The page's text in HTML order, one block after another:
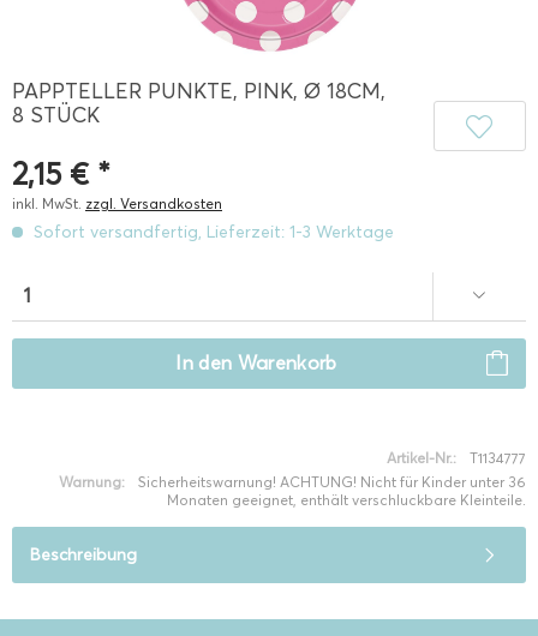
PAPPTELLER PUNKTE, PINK, Ø 18CM,
8 STÜCK
2,15 € *
inkl. MwSt. zzgl. Versandkosten
Sofort versandfertig, Lieferzeit: 1-3 Werktage
In den Warenkorb
Artikel-Nr.:
T1134777
Warnung:
Sicherheitswarnung! ACHTUNG! Nicht für Kinder unter 36
Monaten geeignet, enthält verschluckbare Kleinteile.
Beschreibung